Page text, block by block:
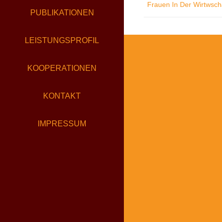
PUBLIKATIONEN
LEISTUNGSPROFIL
KOOPERATIONEN
KONTAKT
IMPRESSUM
Frauen In Der